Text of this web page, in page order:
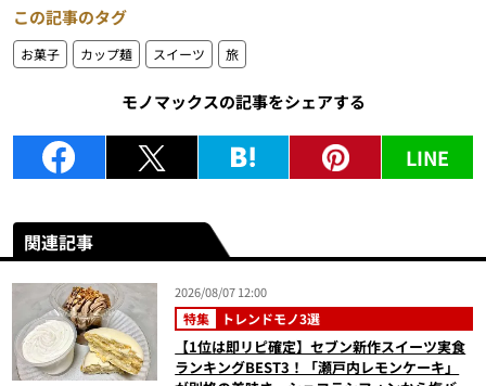
この記事のタグ
お菓子 カップ麺 スイーツ 旅
モノマックスの記事をシェアする
LINE
関連記事
2026/08/07 12:00
特集 トレンドモノ3選
【1位は即リピ確定】セブン新作スイーツ実食
ランキングBEST3！「瀬戸内レモンケーキ」